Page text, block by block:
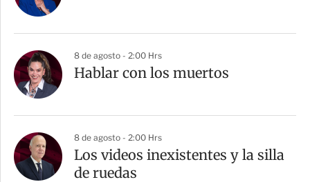
8 de agosto - 2:00 Hrs
Hablar con los muertos
8 de agosto - 2:00 Hrs
Los videos inexistentes y la silla
de ruedas